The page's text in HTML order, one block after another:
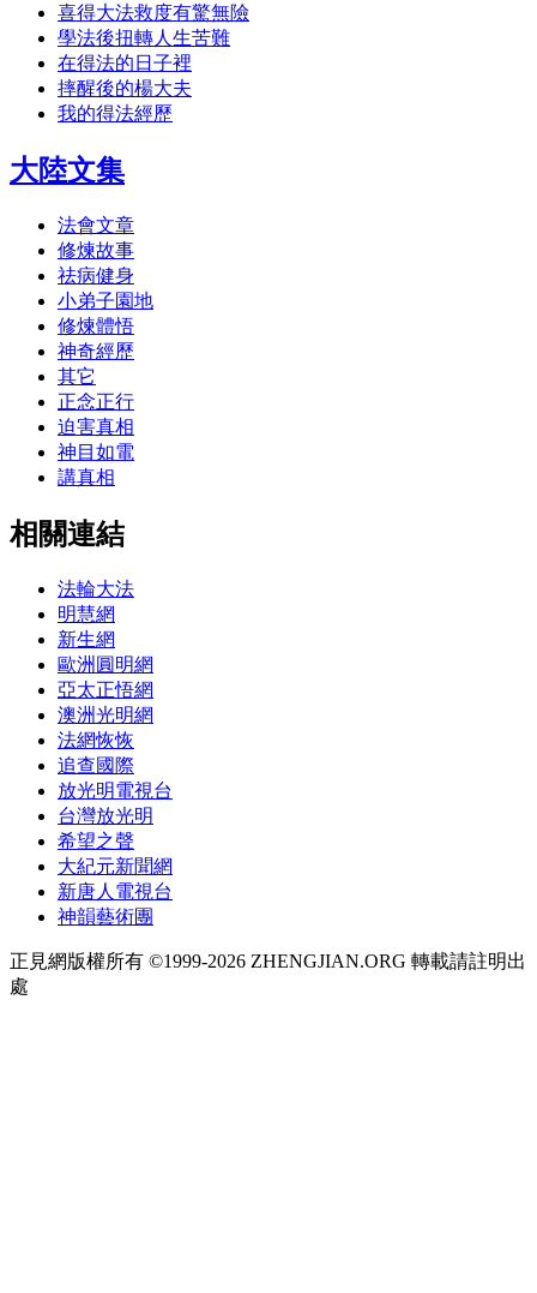
喜得大法救度有驚無險
學法後扭轉人生苦難
在得法的日子裡
摔醒後的楊大夫
我的得法經歷
大陸文集
法會文章
修煉故事
祛病健身
小弟子園地
修煉體悟
神奇經歷
其它
正念正行
迫害真相
神目如電
講真相
相關連結
法輪大法
明慧網
新生網
歐洲圓明網
亞太正悟網
澳洲光明網
法網恢恢
追查國際
放光明電視台
台灣放光明
希望之聲
大紀元新聞網
新唐人電視台
神韻藝術團
正見網版權所有 ©1999-2026 ZHENGJIAN.ORG 轉載請註明出
處